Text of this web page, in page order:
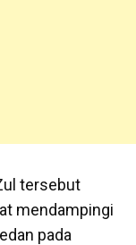
tersebut
mendampingi
pada